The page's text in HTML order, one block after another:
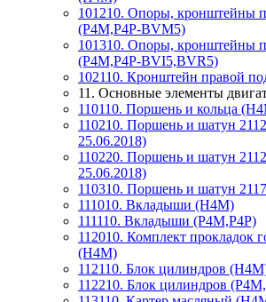
101210. Опоры, кронштейны
(P4M,P4P-BVM5)
101310. Опоры, кронштейны
(P4M,P4P-BVI5,BVR5)
102110. Кронштейн правой
11. Основные элементы
110110. Поршень и кольца
110210. Поршень и шатун
25.06.2018)
110220. Поршень и шатун
25.06.2018)
110310. Поршень и шатун
111010. Вкладыши (Н4М)
111110. Вкладыши (P4M,P4P)
112010. Комплект прокладок
(H4M)
112110. Блок цилиндров
112210. Блок цилиндров